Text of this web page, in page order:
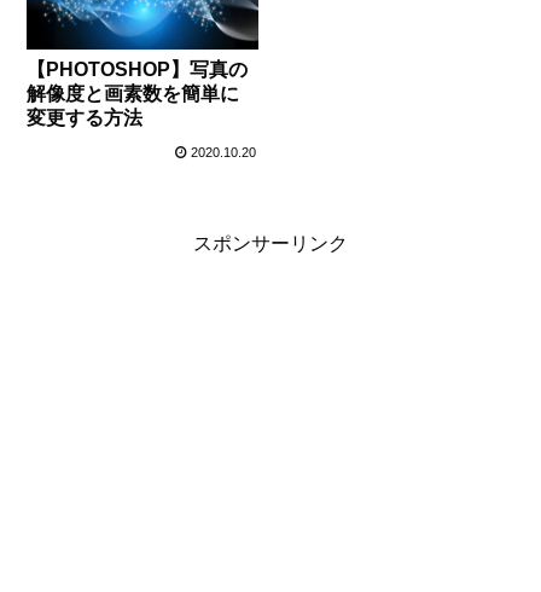
【PHOTOSHOP】写真の
解像度と画素数を簡単に
変更する方法
2020.10.20
スポンサーリンク